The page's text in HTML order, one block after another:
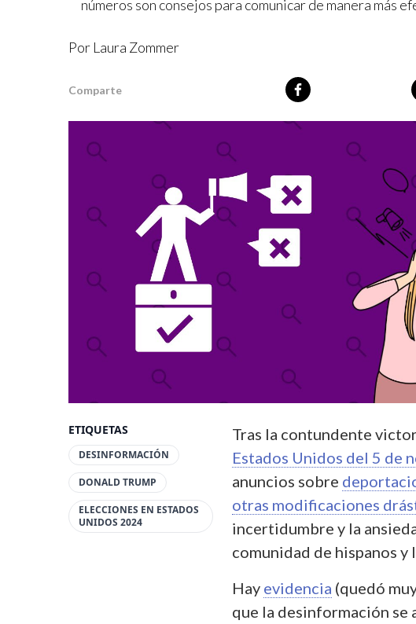
números son consejos para comunicar de manera más
Por Laura Zommer
Comparte
ETIQUETAS
DESINFORMACIÓN
DONALD TRUMP
ELECCIONES EN ESTADOS
UNIDOS 2024
Tras la contundente
Estados Unidos del 5 de
anuncios sobre
otras modificaciones
incertidumbre y la
comunidad de hispanos y
Hay evidencia (quedó
que la desinformación se